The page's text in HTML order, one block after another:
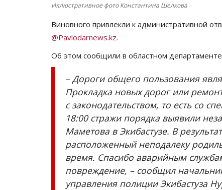
Иллюстративное фото Константина Шелкова
Виновного привлекли к административной
@Pavlodarnews.kz.
Об этом сообщили в областном
– Дороги общего пользования
Прокладка новых дорог или
с законодательством, то есть со
18:00 стражи порядка выявили
Маметова в Экибастузе. В
расположенный неподалеку
время. Спасибо аварийным
повреждение, – сообщил
управления полиции Экибастуза